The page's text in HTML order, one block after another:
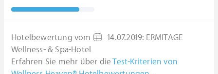
Hotelbewertung vom 14.07.2019: ERMITAGE
Wellness- & Spa-Hotel
Erfahren Sie mehr über dieTest-Kriterien von